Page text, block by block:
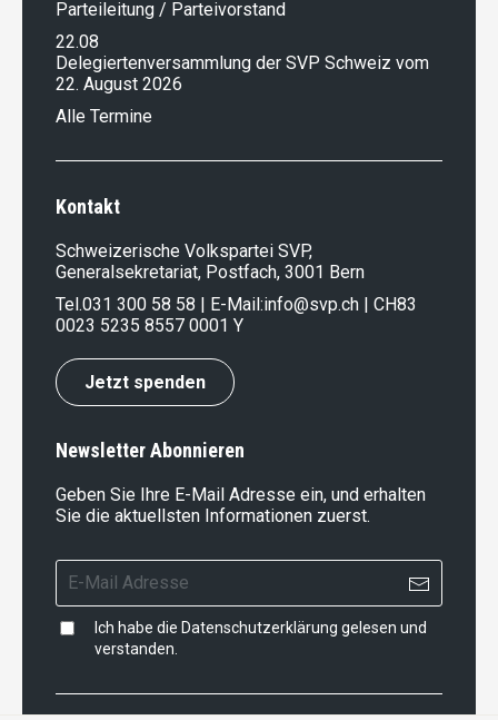
Parteileitung / Parteivorstand
22.08
Delegiertenversammlung der SVP Schweiz vom
22. August 2026
Alle Termine
Kontakt
Schweizerische Volkspartei SVP,
Generalsekretariat, Postfach, 3001 Bern
Tel.031 300 58 58 | E-Mail:info@svp.ch | CH83
0023 5235 8557 0001 Y
Jetzt spenden
Newsletter Abonnieren
Geben Sie Ihre E-Mail Adresse ein, und erhalten
Sie die aktuellsten Informationen zuerst.
Ich habe die Datenschutzerklärung gelesen und
verstanden.